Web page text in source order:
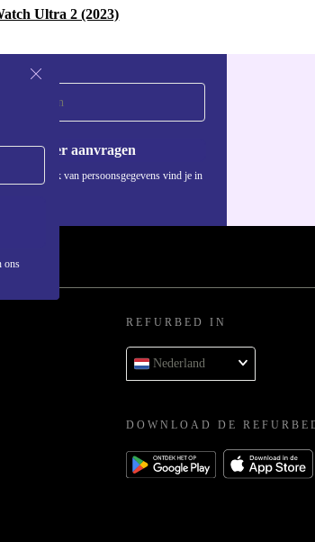
Ultra 2 (2023)
ons
Voucher aanvragen
het gebruik van persoonsgegevens vind je in
REFURBED IN
Nederland
DOWNLOAD DE